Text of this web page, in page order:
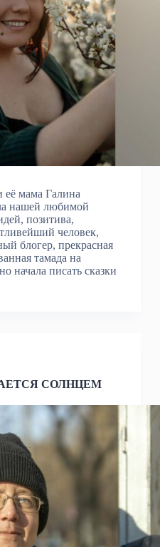
её мама Галина
нашей любимой
позитива,
человек,
блогер, прекрасная
тамада на
начала писать сказки
СОЛНЦЕМ